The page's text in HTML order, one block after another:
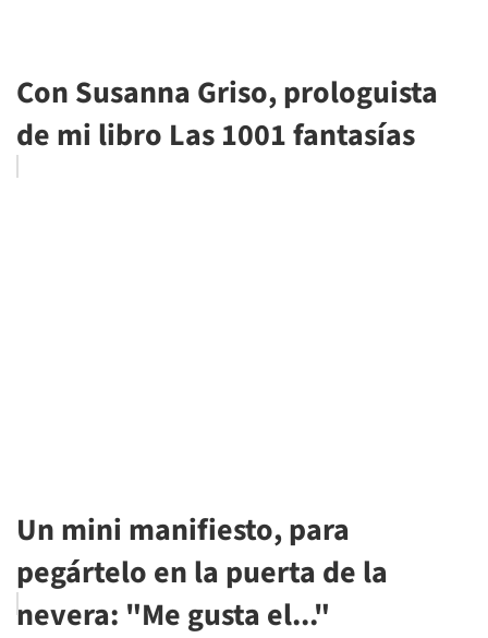
Con Susanna Griso, prologuista
de mi libro Las 1001 fantasías
Un mini manifiesto, para
pegártelo en la puerta de la
nevera: "Me gusta el..."